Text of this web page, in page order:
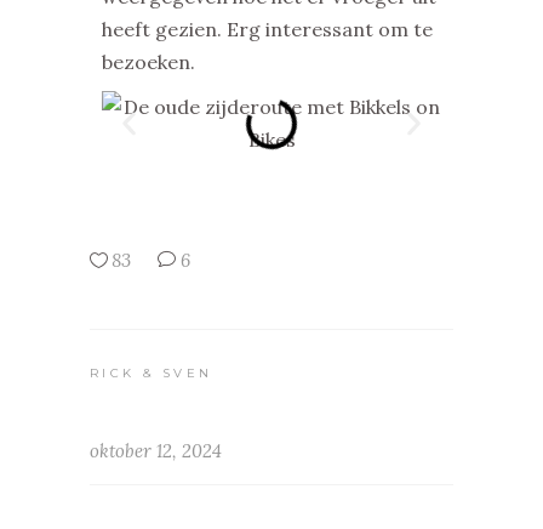
heeft gezien. Erg interessant om te
bezoeken.
83 6
RICK & SVEN
oktober 12, 2024